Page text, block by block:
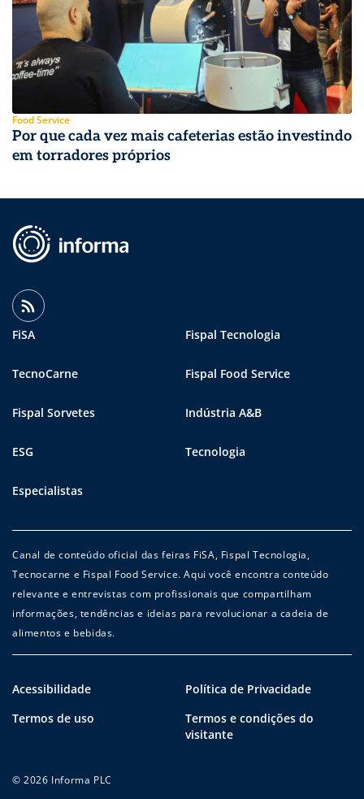
Food Service
Por que cada vez mais cafeterias estão investindo
em torradores próprios
FiSA Fispal Tecnologia
TecnoCarne Fispal Food Service
Fispal Sorvetes Indústria A&B
ESG Tecnologia
Especialistas
Canal de conteúdo oficial das feiras FiSA, Fispal Tecnologia,
Tecnocarne e Fispal Food Service. Aqui você encontra conteúdo
relevante e entrevistas com profissionais que compartilham
informações, tendências e ideias para revolucionar a cadeia de
alimentos e bebidas.
Acessibilidade
Política de Privacidade
Termos de uso
Termos e condições do
visitante
© 2026 Informa PLC